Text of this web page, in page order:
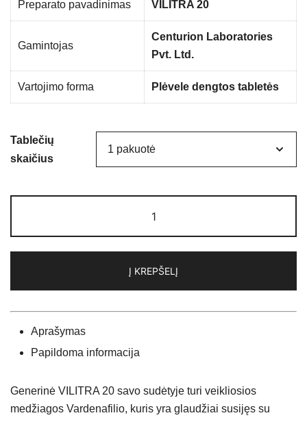
Preparato pavadinimas VILITRA 20
Gamintojas
Centurion Laboratories
Pvt. Ltd.
Vartojimo forma Plėvele dengtos tabletės
Tablečių
skaičius
kiekis:
VILITRA
(Vardenafilis
20mg)
Į KREPŠELĮ
Aprašymas
Papildoma informacija
Generinė VILITRA 20 savo sudėtyje turi veikliosios
medžiagos Vardenafilio, kuris yra glaudžiai susijęs su